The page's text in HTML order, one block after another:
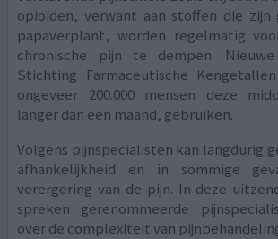
opioïden, verwant aan stoffen die zijn
papaverplant, worden regelmatig
chronische pijn te dempen.
Stichting Farmaceutische
ongeveer 200.000 mensen deze
langer dan een maand, gebruiken.
Volgens pijnspecialisten kan langdurig
afhankelijkheid en in sommige
verergering van de pijn. In deze
spreken gerenommeerde
over de complexiteit van